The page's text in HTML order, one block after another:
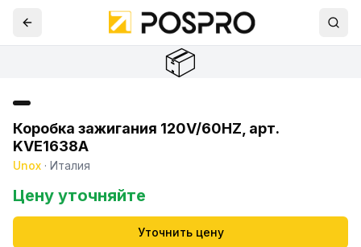
📦
Коробка зажигания 120V/60HZ, арт.
KVE1638A
Unox · Италия
Цену уточняйте
Уточнить цену